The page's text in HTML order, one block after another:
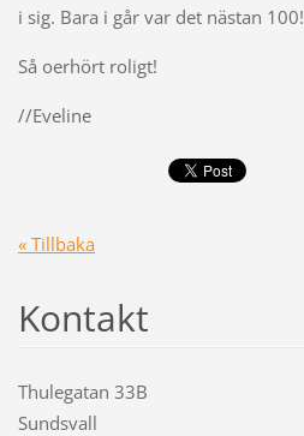
i sig. Bara i går var det nästan 100!
Så oerhört roligt!
//Eveline
« Tillbaka
Kontakt
Thulegatan 33B
Sundsvall